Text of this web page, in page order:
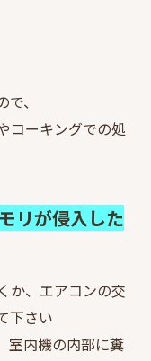
、
コーキングでの処
リが侵入した
か、エアコンの交
下さい
室内機の内部に糞